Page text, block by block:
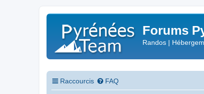
Forums
Randos |
Raccourcis FAQ